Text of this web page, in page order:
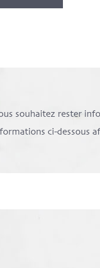
souhaitez rester
ci-dessous